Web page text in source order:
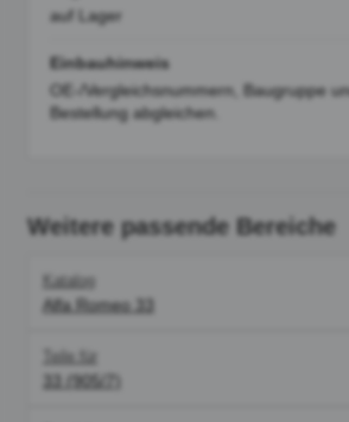
auf Lager
Einbauhinweis
OE-/Vergleichsnummern, Baugruppe
Bestellung abgleichen.
Weitere passende Bereiche
Katalog
Alfa Romeo 33
Teile für
33 (905/7)